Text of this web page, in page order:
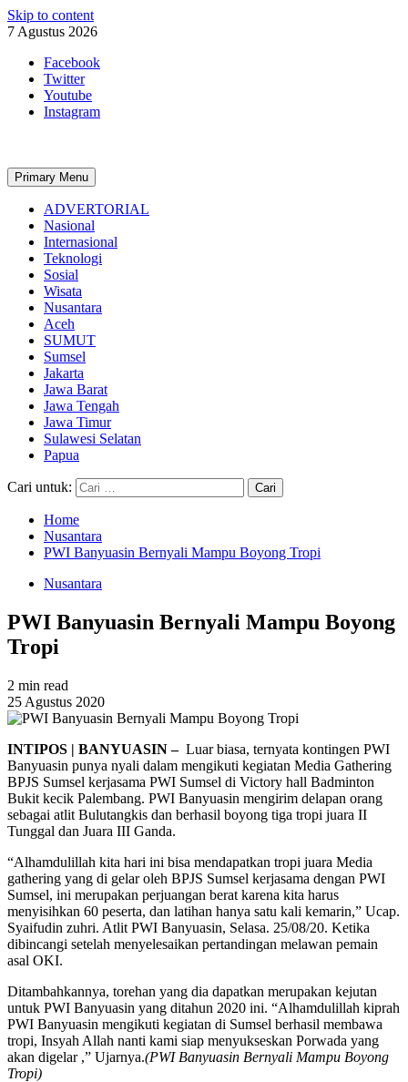
Skip to content
7 Agustus 2026
Facebook
Twitter
Youtube
Instagram
Primary Menu
ADVERTORIAL
Nasional
Internasional
Teknologi
Sosial
Wisata
Nusantara
Aceh
SUMUT
Sumsel
Jakarta
Jawa Barat
Jawa Tengah
Jawa Timur
Sulawesi Selatan
Papua
Cari untuk:
Home
Nusantara
PWI Banyuasin Bernyali Mampu Boyong Tropi
Nusantara
PWI Banyuasin Bernyali Mampu Boyong
Tropi
2 min read
25 Agustus 2020
INTIPOS | BANYUASIN – Luar biasa, ternyata kontingen PWI
Banyuasin punya nyali dalam mengikuti kegiatan Media Gathering
BPJS Sumsel kerjasama PWI Sumsel di Victory hall Badminton
Bukit kecik Palembang. PWI Banyuasin mengirim delapan orang
sebagai atlit Bulutangkis dan berhasil boyong tiga tropi juara II
Tunggal dan Juara III Ganda.
“Alhamdulillah kita hari ini bisa mendapatkan tropi juara Media
gathering yang di gelar oleh BPJS Sumsel kerjasama dengan PWI
Sumsel, ini merupakan perjuangan berat karena kita harus
menyisihkan 60 peserta, dan latihan hanya satu kali kemarin,” Ucap.
Syaifudin zuhri. Atlit PWI Banyuasin, Selasa. 25/08/20. Ketika
dibincangi setelah menyelesaikan pertandingan melawan pemain
asal OKI.
Ditambahkannya, torehan yang dia dapatkan merupakan kejutan
untuk PWI Banyuasin yang ditahun 2020 ini. “Alhamdulillah kiprah
PWI Banyuasin mengikuti kegiatan di Sumsel berhasil membawa
tropi, Insyah Allah nanti kami siap menyukseskan Porwada yang
akan digelar ,” Ujarnya.(PWI Banyuasin Bernyali Mampu Boyong
Tropi)